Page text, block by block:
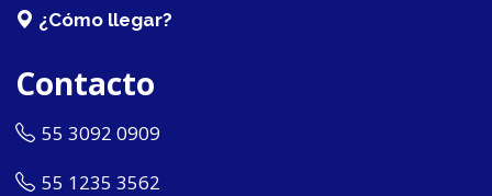
¿Cómo llegar?
Contacto
55 3092 0909
55 1235 3562